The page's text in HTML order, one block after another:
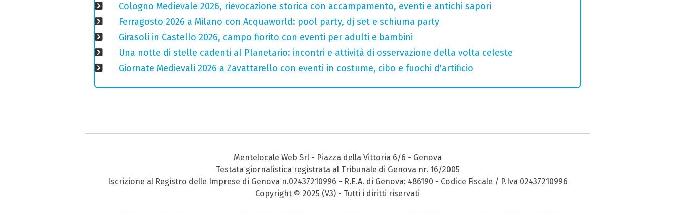
Cologno Medievale 2026, rievocazione storica con accampamento, eventi e antichi sapori
Ferragosto 2026 a Milano con Acquaworld: pool party, dj set e schiuma party
Girasoli in Castello 2026, campo fiorito con eventi per adulti e bambini
Una notte di stelle cadenti al Planetario: incontri e attività di osservazione della volta celeste
Giornate Medievali 2026 a Zavattarello con eventi in costume, cibo e fuochi d'artificio
Mentelocale Web Srl - Piazza della Vittoria 6/6 - Genova
Testata giornalistica registrata al Tribunale di Genova nr. 16/2005
Iscrizione al Registro delle Imprese di Genova n.02437210996 - R.E.A. di Genova: 486190 - Codice Fiscale / P.Iva 02437210996
Copyright © 2025 (V3) - Tutti i diritti riservati